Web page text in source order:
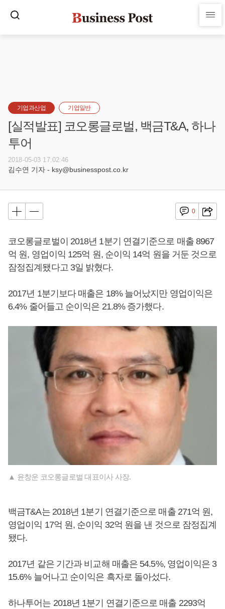
기업과산업 기업일반
[실적발표] 코오롱글로벌, 백금T&A, 하나
투어
2018-05-03 17:02:46
김수연 기자 - ksy@businesspost.co.kr
0
코오롱글로벌이 2018년 1분기 연결기준으로 매출 8967
억 원, 영업이익 125억 원, 순이익 14억 원을 거둔 것으로
잠정집계됐다고 3일 밝혔다.
2017년 1분기보다 매출은 18% 늘어났지만 영업이익은
6.4% 줄어들고 순이익은 21.8% 증가했다.
▲ 윤창운 코오롱글로벌 대표이사 사장.
백금T&A는 2018년 1분기 연결기준으로 매출 271억 원,
영업이익 17억 원, 순이익 32억 원을 낸 것으로 잠정집계
됐다.
2017년 같은 기간과 비교해 매출은 54.5%, 영업이익은 3
15.6% 늘어나고 순이익은 흑자로 돌아섰다.
하나투어는 2018년 1분기 연결기준으로 매출 2293억